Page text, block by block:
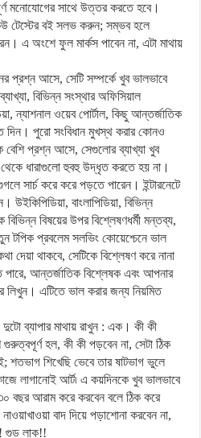
মনোযোগের সাথে উত্তর করতে হবে।
টেস্টের বই সলভ করুন; সম্ভব হলে
এ অংশে ফুল মার্কস পাবেন না, এটা মাথায়
প্রশ্ন আসে, সেটি সম্পর্কে খুব ভালভাবে
বিভিন্ন সংস্থার অফিসিয়াল
ন্যাশনাল ওয়েব পোর্টাল, কিছু আন্তর্জাতিক
দিন। পুরো সংবিধান মুখস্থ করার কোনও
বেশি প্রশ্ন আসে, সেগুলোর ব্যাখ্যা খুব
ধারাগুলো হুবহু উদ্ধৃত করতে হয় না।
সার্চ করে করে পড়তে পারেন। ইন্টারনেটে
বাংলাপিডিয়া, বিভিন্ন
বিষয়ের উপর বিশ্লেষণধর্মী মন্তব্য,
টপিক প্রবলেম সলভিং কোয়েশ্চেনে ভাল
দেয়া থাকবে, সেটিকে বিশ্লেষণ করে নানা
পারে, আন্তর্জাতিক বিশ্লেষক এবং আপনার
লিখুন। এটিতে ভাল করার জন্য নিয়মিত
দুটো ব্যাপার মাথায় রাখুন : এক। কী কী
গুরুত্বপূর্ণ হল, কী কী পড়বেন না, সেটা ঠিক
শিখেছি ভেবে তার ষাটভাগ ভুলে
লাগানোই আর্ট৷ এ কয়দিনকে খুব ভালভাবে
বছর আরাম করে করবেন বলে ঠিক করে
বাদ দিয়ে পড়াশোনা করবেন না,
গুড লাক!!